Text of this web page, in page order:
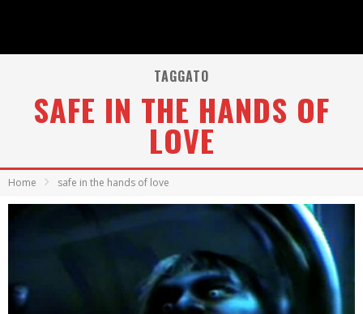
TAGGATO
SAFE IN THE HANDS OF
LOVE
Home safe in the hands of love